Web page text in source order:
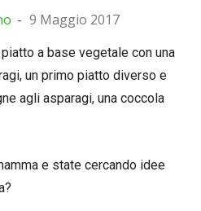
- 9 Maggio 2017
a base vegetale con una
un primo piatto diverso e
agli asparagi, una coccola
e state cercando idee